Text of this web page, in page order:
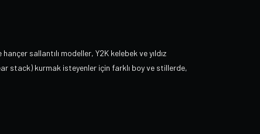
sallantılı modeller, Y2K kelebek ve yıldız
stack) kurmak isteyenler için farklı boy ve stillerde,